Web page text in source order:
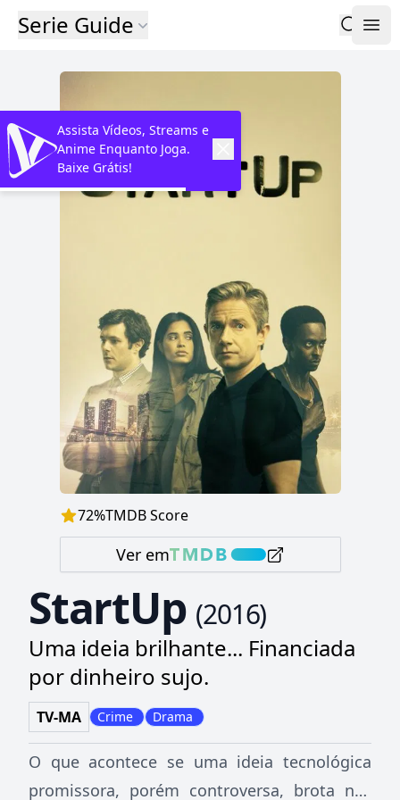
Serie Guide
72%TMDB Score
Ver em
StartUp (2016)
Uma ideia brilhante... Financiada
por dinheiro sujo.
TV-MA Crime Drama
O que acontece se uma ideia tecnológica
promissora, porém controversa, brota nas
Assista Vídeos, Streams e
Anime Enquanto Joga.
Baixe Grátis!